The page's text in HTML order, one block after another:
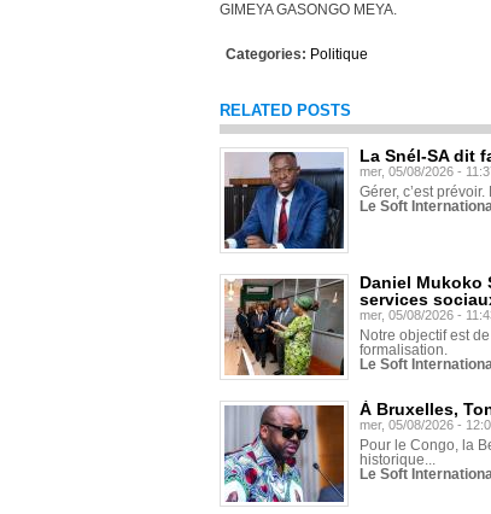
GIMEYA GASONGO MEYA.
Categories: Politique
RELATED POSTS
La Snél-SA dit
mer, 05/08/2026 -
Gérer, c’est
Le Soft
Daniel Mukoko
services
mer, 05/08/2026 -
Notre objectif est
formalisation.
Le Soft
À Bruxelles,
mer, 05/08/2026 -
Pour le Congo, la
historique...
Le Soft